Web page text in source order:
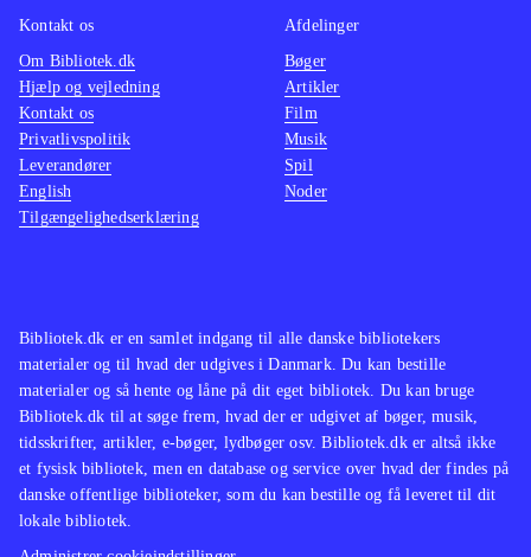
Bibliotek.dk er en samlet indgang til alle danske bibliotekers
materialer og til hvad der udgives i Danmark. Du kan bestille
materialer og så hente og låne på dit eget bibliotek. Du kan bruge
Bibliotek.dk til at søge frem, hvad der er udgivet af bøger, musik,
tidsskrifter, artikler, e-bøger, lydbøger osv. Bibliotek.dk er altså ikke
et fysisk bibliotek, men en database og service over hvad der findes på
danske offentlige biblioteker, som du kan bestille og få leveret til dit
lokale bibliotek.
Kontakt os
Om Bibliotek.dk
Hjælp og vejledning
Kontakt os
Privatlivspolitik
Leverandører
English
Tilgængelighedserklæring
Afdelinger
Bøger
Artikler
Film
Musik
Spil
Noder